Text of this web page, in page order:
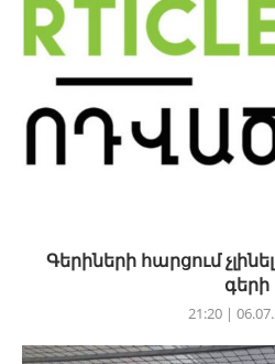
Գերիների հարցում
գերի
21:20 |